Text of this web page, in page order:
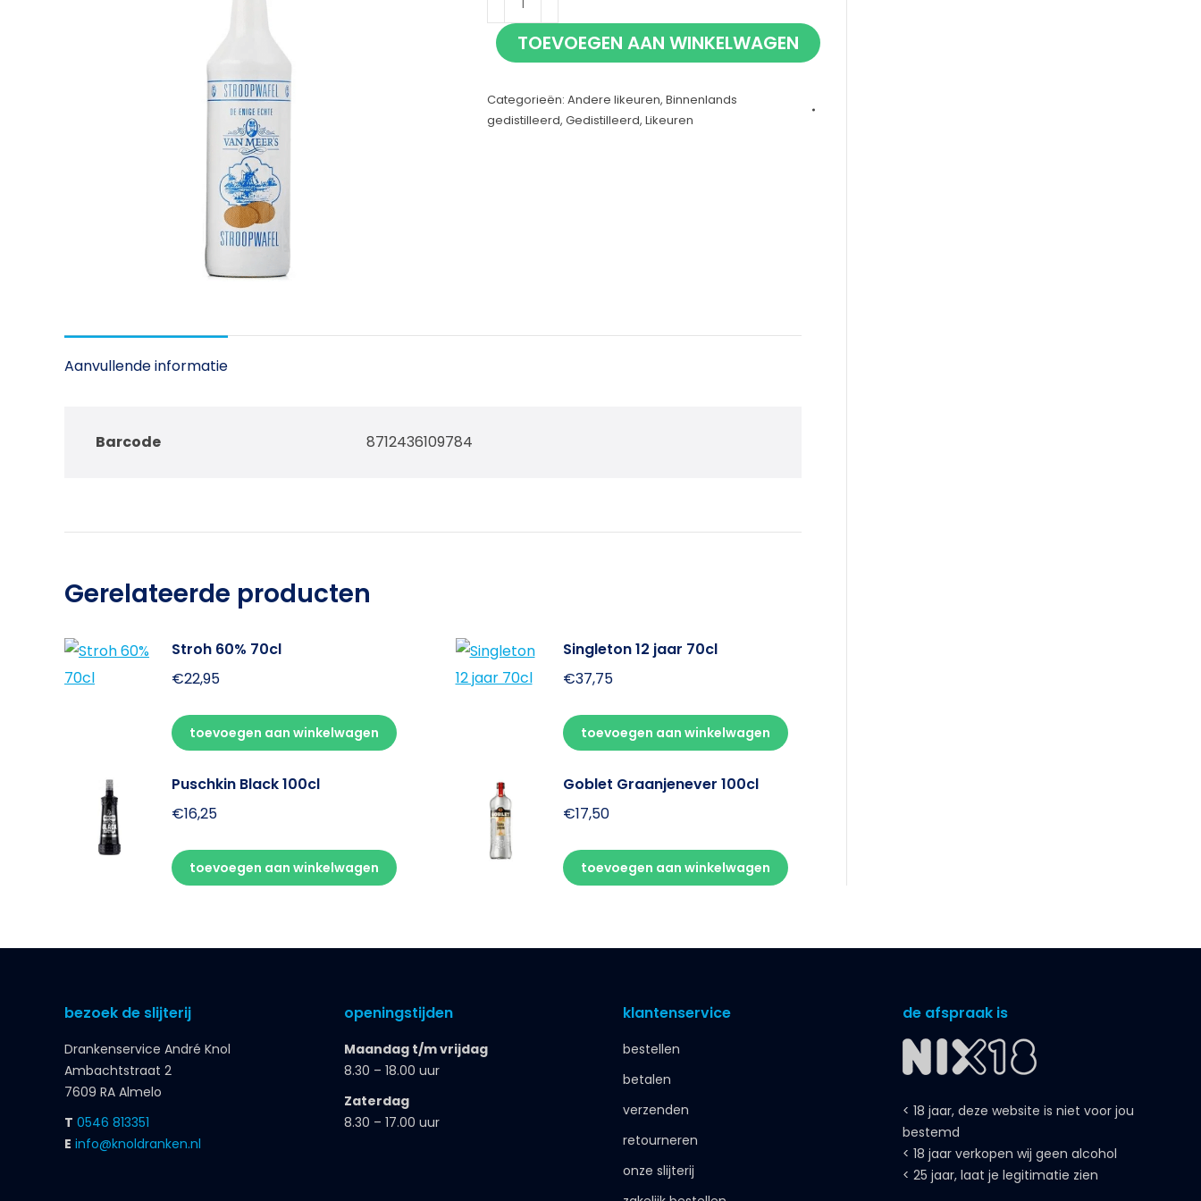
Meer's
Stroopwafel
aantal
TOEVOEGEN AAN WINKELWAGEN
Categorieën: Andere likeuren, Binnenlands
gedistilleerd, Gedistilleerd, Likeuren
Aanvullende informatie
Barcode 8712436109784
Gerelateerde producten
Stroh 60% 70cl
€22,95
toevoegen aan winkelwagen
Singleton 12 jaar 70cl
€37,75
toevoegen aan winkelwagen
Puschkin Black 100cl
€16,25
toevoegen aan winkelwagen
Goblet Graanjenever 100cl
€17,50
toevoegen aan winkelwagen
bezoek de slijterij
Drankenservice André Knol
Ambachtstraat 2
7609 RA Almelo
T 0546 813351
E info@knoldranken.nl
openingstijden
Maandag t/m vrijdag
8.30 – 18.00 uur
Zaterdag
8.30 – 17.00 uur
klantenservice
bestellen
betalen
verzenden
retourneren
onze slijterij
de afspraak is
< 18 jaar, deze website is niet voor jou
bestemd
< 18 jaar verkopen wij geen alcohol
< 25 jaar, laat je legitimatie zien